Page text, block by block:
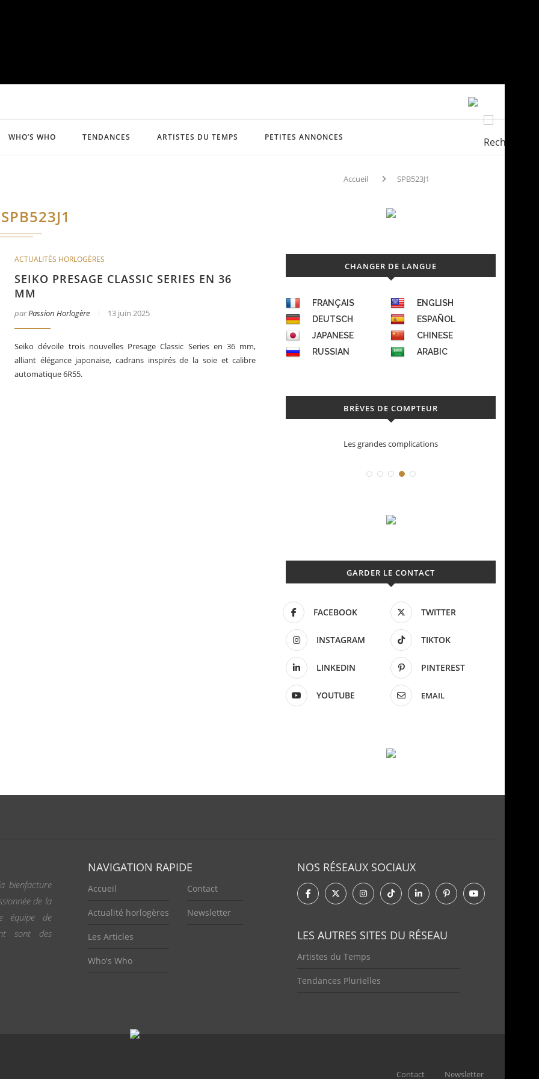
WHO’S WHO TENDANCES ARTISTES DU TEMPS PETITES ANNONCES
Accueil SPB523J1
SPB523J1
ACTUALITÉS HORLOGÈRES
SEIKO PRESAGE CLASSIC SERIES EN 36
MM
parPassion Horlogère 13 juin 2025
Seiko dévoile trois nouvelles Presage Classic Series en 36 mm,
alliant élégance japonaise, cadrans inspirés de la soie et calibre
automatique 6R55.
CHANGER DE LANGUE
FRANÇAIS
ENGLISH
DEUTSCH
ESPAÑOL
JAPANESE
CHINESE
RUSSIAN
ARABIC
BRÈVES DE COMPTEUR
Les grandes complications
GARDER LE CONTACT
FACEBOOK TWITTER
INSTAGRAM TIKTOK
LINKEDIN PINTEREST
YOUTUBE EMAIL
bienfacture
de la
équipe de
sont des
NAVIGATION RAPIDE
Accueil
Actualité horlogères
Les Articles
Who's Who
Contact
Newsletter
NOS RÉSEAUX SOCIAUX
LES AUTRES SITES DU RÉSEAU
Artistes du Temps
Tendances Plurielles
Contact Newsletter